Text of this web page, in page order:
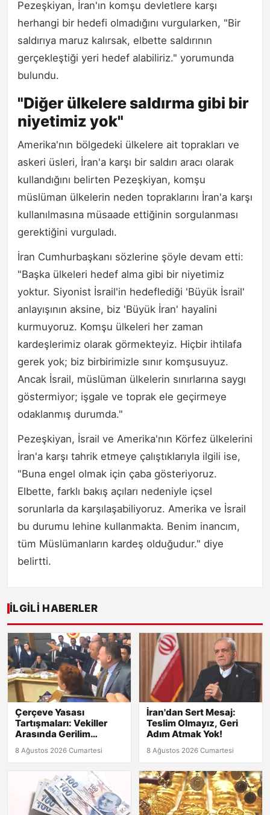
Pezeşkiyan, İran'ın komşu devletlere karşı
herhangi bir hedefi olmadığını vurgularken, "Bir
saldırıya maruz kalırsak, elbette saldırının
gerçekleştiği yeri hedef alabiliriz." yorumunda
bulundu.
"Diğer ülkelere saldırma gibi bir
niyetimiz yok"
Amerika'nın bölgedeki ülkelere ait toprakları ve
askeri üsleri, İran'a karşı bir saldırı aracı olarak
kullandığını belirten Pezeşkiyan, komşu
müslüman ülkelerin neden topraklarını İran'a karşı
kullanılmasına müsaade ettiğinin sorgulanması
gerektiğini vurguladı.
İran Cumhurbaşkanı sözlerine şöyle devam etti:
"Başka ülkeleri hedef alma gibi bir niyetimiz
yoktur. Siyonist İsrail'in hedeflediği 'Büyük İsrail'
anlayışının aksine, biz 'Büyük İran' hayalini
kurmuyoruz. Komşu ülkeleri her zaman
kardeşlerimiz olarak görmekteyiz. Hiçbir ihtilafa
gerek yok; biz birbirimizle sınır komşusuyuz.
Ancak İsrail, müslüman ülkelerin sınırlarına saygı
göstermiyor; işgale ve toprak ele geçirmeye
odaklanmış durumda."
Pezeşkiyan, İsrail ve Amerika'nın Körfez ülkelerini
İran'a karşı tahrik etmeye çalıştıklarıyla ilgili ise,
"Buna engel olmak için çaba gösteriyoruz.
Elbette, farklı bakış açıları nedeniyle içsel
sorunlarla da karşılaşabiliyoruz. Amerika ve İsrail
bu durumu lehine kullanmakta. Benim inancım,
tüm Müslümanların kardeş olduğudur." diye
belirtti.
İLGILI HABERLER
Çerçeve Yasası
Tartışmaları: Vekiller
Arasında Gerilim
8 Ağustos 2026 Cumartesi
İran'dan Sert Mesaj:
Teslim Olmayız, Geri
Adım Atmak Yok!
8 Ağustos 2026 Cumartesi